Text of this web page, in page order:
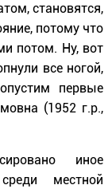
становятся,
потому что
потом. Ну, вот
все ногой,
первые
(1952 г.р.,
иное
местной